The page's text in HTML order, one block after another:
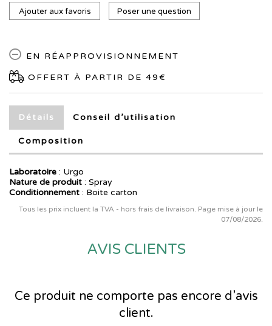
Ajouter aux favoris Poser une question
EN RÉAPPROVISIONNEMENT
OFFERT À PARTIR DE 49€
Détails Conseil d’utilisation
Composition
Laboratoire : Urgo
Nature de produit : Spray
Conditionnement : Boite carton
Tous les prix incluent la TVA - hors frais de livraison. Page mise à jour le
07/08/2026.
AVIS CLIENTS
Ce produit ne comporte pas encore d’avis
client.